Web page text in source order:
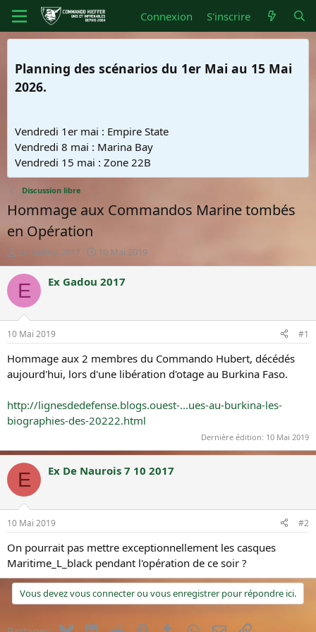
Connexion S'inscrire
Planning des scénarios du 1er Mai au 15 Mai
2026.
Vendredi 1er mai : Empire State
Vendredi 8 mai : Marina Bay
Vendredi 15 mai : Zone 22B
Discussion libre
Hommage aux Commandos Marine tombés
en Opération
A
u
t
e
u
r
d
u
s
u
j
t
Ex Gadou 2017
D
a
t
e
é
b
u
10 Mai 2019
E Ex Gadou 2017
10 Mai 2019 #1
Hommage aux 2 membres du Commando Hubert, décédés
aujourd'hui, lors d'une libération d'otage au Burkina Faso.
http://lignesdedefense.blogs.ouest-...ues-au-burkina-les-
biographies-des-20222.html
Dernière édition: 10 Mai 2019
E Ex De Naurois 7 10 2017
10 Mai 2019 #2
On pourrait pas mettre exceptionnellement les casques
Maritime_L_black pendant l'opération de ce soir ?
Vous devez vous connecter ou vous enregistrer pour répondre ici.
BlueskyLinkedIn
Reddit PinterestTumblr WhatsApp
E-mailLien